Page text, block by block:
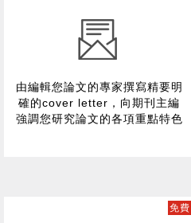
由編輯您論文的專家撰寫精要明
確的cover letter，向期刊主編
強調您研究論文的各項重點特色
免費